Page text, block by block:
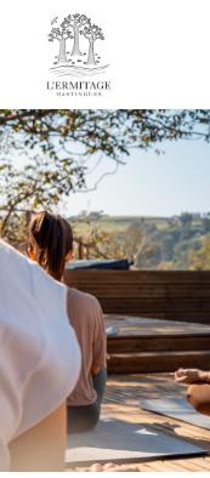
contenu
Accueil »